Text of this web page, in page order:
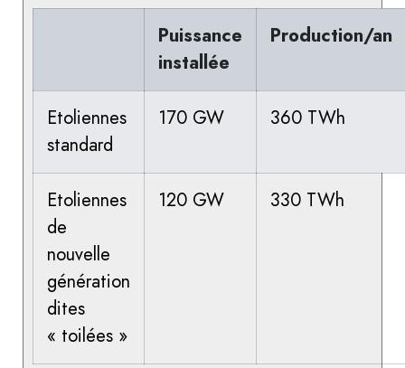
Puissance
installée
Production/an
Etoliennes
standard
170 GW 360 TWh
Etoliennes
de
nouvelle
génération
dites
« toilées »
120 GW 330 TWh